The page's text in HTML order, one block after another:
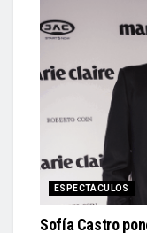
ESPECTÁCULOS
Sofía Castro